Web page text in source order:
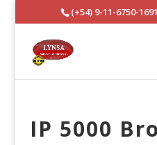
(+54) 9-11-6750-1691
IP 5000